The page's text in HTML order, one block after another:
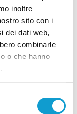
inoltre
sito con i
dei dati web,
combinarle
o che hanno